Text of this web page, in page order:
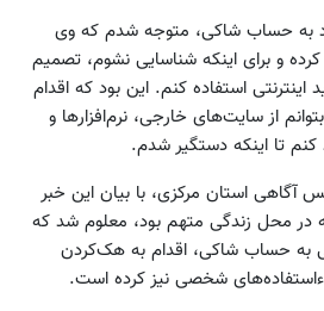
به حساب شاکی، متوجه شدم که وی
و برای اینکه شناسایی نشوم، تصمیم
اینترنتی استفاده کنم. این بود که اقدام
از سایت‌های خارجی، نرم‌افزارها و
کنم تا اینکه دستگیر شدم.
استان مرکزی، با بیان این خبر
محل زندگی متهم بود، معلوم شد که
به حساب شاکی، اقدام به هک‌کردن